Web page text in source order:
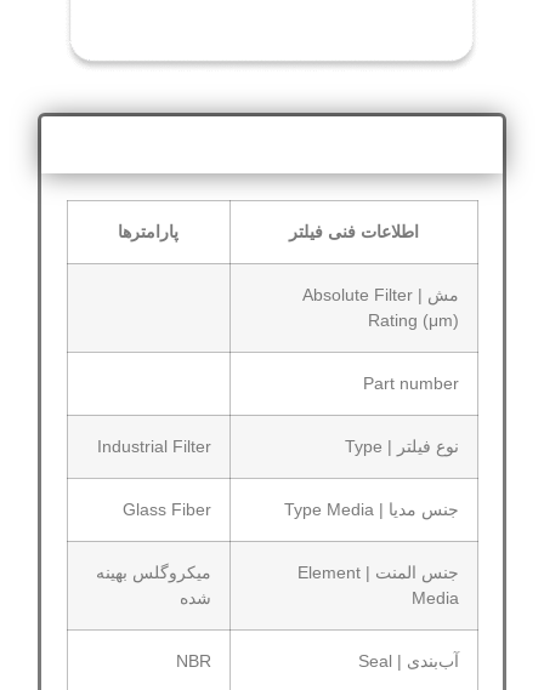
اطلاعات فنی فیلتر پارامترها
مش | Absolute Filter
Rating (μm)
Part number
نوع فیلتر | Type Industrial Filter
جنس مدیا | Type Media Glass Fiber
جنس المنت | Element
Media
میکروگلس بهینه
شده
آب‌بندی | Seal NBR